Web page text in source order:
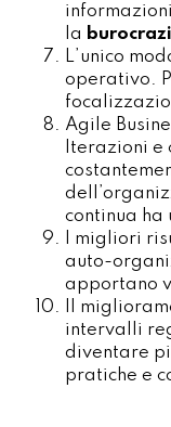
la
L’unico
operativo.
Agile
Iterazioni
continua ha
I migliori
auto-
apportano
Il
intervalli
diventare
pratiche e